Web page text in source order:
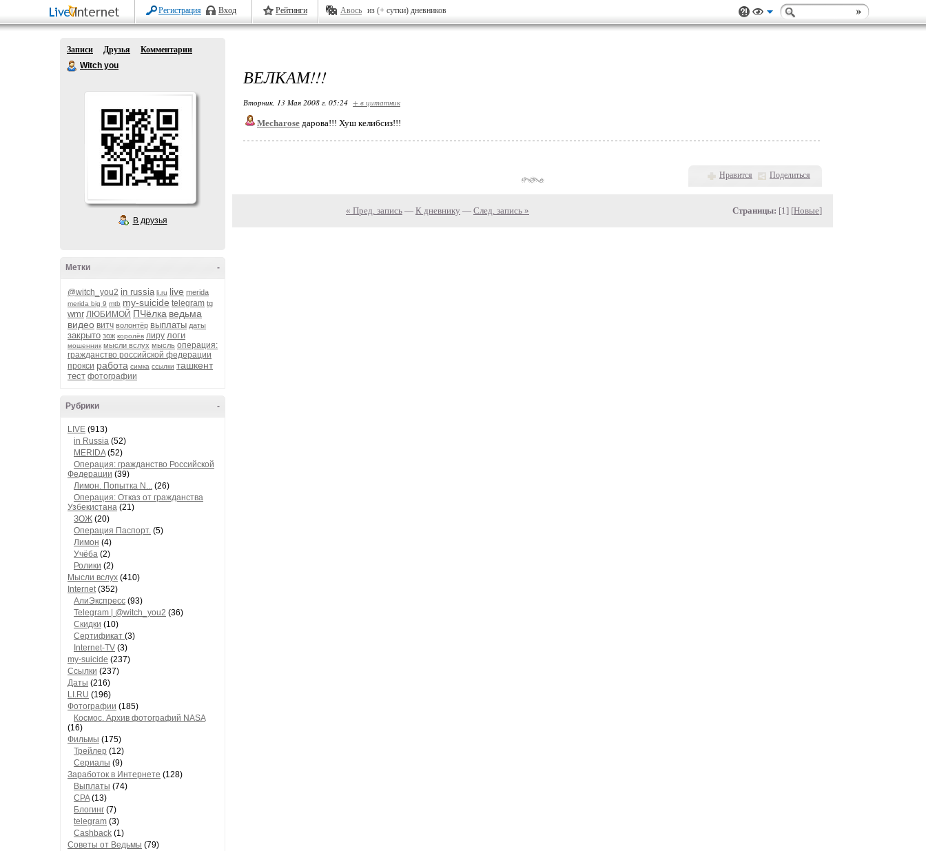
Регистрация Вход Рейтинги Авось из (+ сутки) дневников
Записи Друзья
Комментарии
Witch you
В друзья
-
Метки
@witch_you2 in russia li.ru live merida
merida big 9 mtb my-suicide telegram tg
wmr ЛЮБИМОЙ ПЧёлка ведьма
видео витч волонтёр выплаты даты
закрыто зож королёв лиру логи
мошенник мысли вслух мысль операция:
гражданство российской федерации
прокси работа симка ссылки ташкент
тест фотографии
-
Рубрики
LIVE (913)
in Russia (52)
MERIDA(52)
Операция: гражданство Российской
Федерации (39)
Лимон. Попытка N... (26)
Операция: Отказ от гражданства
Узбекистана (21)
ЗОЖ (20)
Операция Паспорт. (5)
Лимон (4)
Учёба (2)
Ролики (2)
Мысли вслух (410)
Internet(352)
АлиЭкспресс (93)
Telegram | @witch_you2 (36)
Скидки (10)
Сертификат (3)
Internet-TV (3)
my-suicide (237)
Ссылки (237)
Даты (216)
LI.RU (196)
Фотографии (185)
Космос. Архив фотографий NASA
(16)
Фильмы (175)
Трейлер (12)
Сериалы (9)
Заработок в Интернете (128)
Выплаты (74)
CPA(13)
Блогинг (7)
telegram (3)
Cashback (1)
Советы от Ведьмы (79)
ВЕЛКАМ!!!
Вторник, 13 Мая 2008 г. 05:24 + в цитатник
Mecharose дарова!!! Хуш келибсиз!!!
Нравится Поделиться
« Пред. запись — К дневнику — След. запись » Страницы: [1] [Новые]